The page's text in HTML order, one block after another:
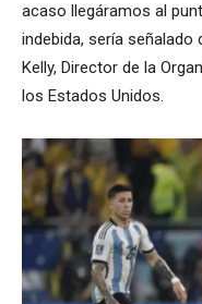
acaso llegáramos al
indebida, sería señalado
Kelly, Director de la
los Estados Unidos.